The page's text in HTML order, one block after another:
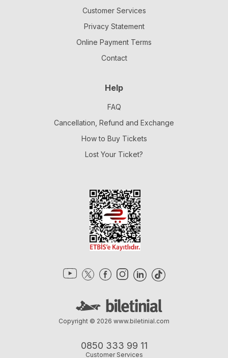
Customer Services
Privacy Statement
Online Payment Terms
Contact
Help
FAQ
Cancellation, Refund and Exchange
How to Buy Tickets
Lost Your Ticket?
0850 333 99 11
Customer Services
Copyright © 2026 www.biletinial.com